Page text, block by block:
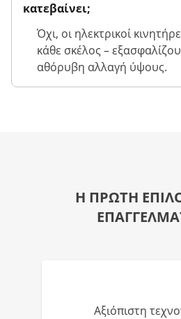
κατεβαίνει;
Όχι, οι ηλεκτρικοί
κάθε σκέλος –
αθόρυβη αλλαγή ύψους.
Η ΠΡΩΤΗ
Αξιόπιστη